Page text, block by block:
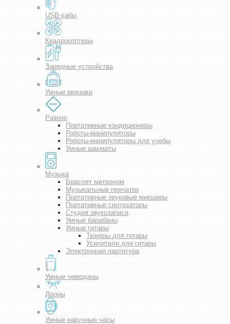
USB-хабы
Квадрокоптеры
Зарядные устройства
Умные рюкзаки
Разное
Портативные кондиционеры
Роботы-манипуляторы
Роботы-манипуляторы для учебы
Умные шахматы
Музыка
Браслет метроном
Музыкальные перчатки
Портативные звуковые микшеры
Портативные синтезаторы
Студия звукозаписи
Умные барабаны
Умные гитары
Тюнеры для гитары
Усилители для гитары
Электронная партитура
Умные чемоданы
Дроны
Умные наручные часы